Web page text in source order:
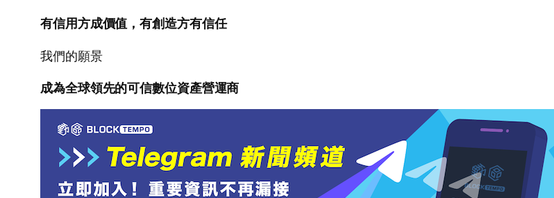
有信用方成價值，有創造方有信任
我們的願景
成為全球領先的可信數位資產營運商